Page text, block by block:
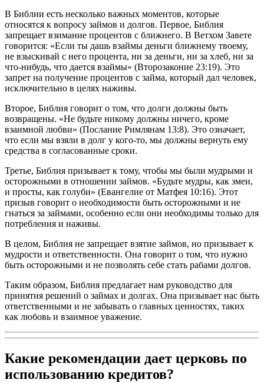
В Библии есть несколько важных моментов, которые
относятся к вопросу займов и долгов. Первое, Библия
запрещает взимание процентов с ближнего. В Ветхом Завете
говорится: «Если ты дашь взаймы деньги ближнему твоему,
не взыскивай с него процента, ни за деньги, ни за хлеб, ни за
что-нибудь, что дается взаймы» (Второзаконие 23:19). Это
запрет на получение процентов с займа, который дал человек,
исключительно в целях наживы.
Второе, Библия говорит о том, что долги должны быть
возвращены. «Не будьте никому должны ничего, кроме
взаимной любви» (Послание Римлянам 13:8). Это означает,
что если мы взяли в долг у кого-то, мы должны вернуть ему
средства в согласованные сроки.
Третье, Библия призывает к тому, чтобы мы были мудрыми и
осторожными в отношении займов. «Будьте мудры, как змеи,
и просты, как голуби» (Евангелие от Матфея 10:16). Этот
призыв говорит о необходимости быть осторожными и не
гнаться за займами, особенно если они необходимы только для
потребления и наживы.
В целом, Библия не запрещает взятие займов, но призывает к
мудрости и ответственности. Она говорит о том, что нужно
быть осторожными и не позволять себе стать рабами долгов.
Таким образом, Библия предлагает нам руководство для
принятия решений о займах и долгах. Она призывает нас быть
ответственными и не забывать о главных ценностях, таких
как любовь и взаимное уважение.
Какие рекомендации дает церковь по
использованию кредитов?